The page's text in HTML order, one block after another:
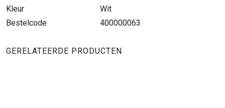
Kleur
Wit
Bestelcode
400000063
GERELATEERDE PRODUCTEN